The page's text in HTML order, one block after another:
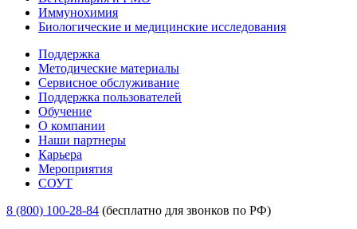
Иммунохимия
Биологические и медицинские исследования
Поддержка
Методические материалы
Сервисное обслуживание
Поддержка пользователей
Обучение
О компании
Наши партнеры
Карьера
Мероприятия
СОУТ
8 (800) 100-28-84 (бесплатно для звонков по РФ)